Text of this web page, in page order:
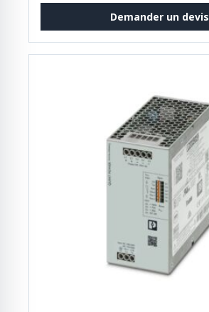
Demander un devis